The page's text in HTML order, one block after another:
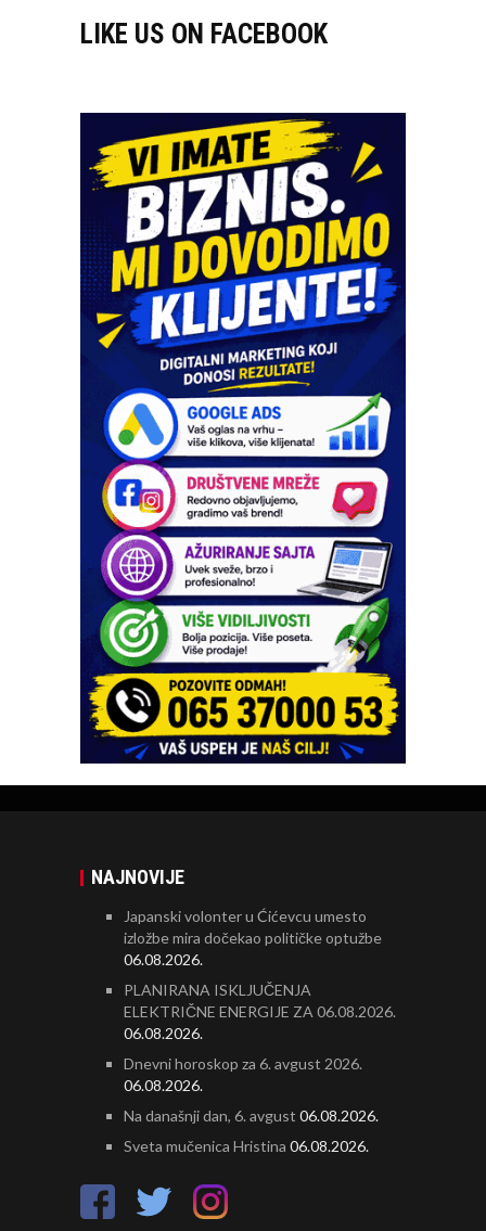
LIKE US ON FACEBOOK
NAJNOVIJE
Japanski volonter u Ćićevcu umesto
izložbe mira dočekao političke optužbe
06.08.2026.
PLANIRANA ISKLJUČENJA
ELEKTRIČNE ENERGIJE ZA 06.08.2026.
06.08.2026.
Dnevni horoskop za 6. avgust 2026.
06.08.2026.
Na današnji dan, 6. avgust 06.08.2026.
Sveta mučenica Hristina 06.08.2026.